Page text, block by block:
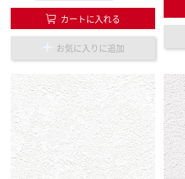
カートに入れる
お気に入りに追加